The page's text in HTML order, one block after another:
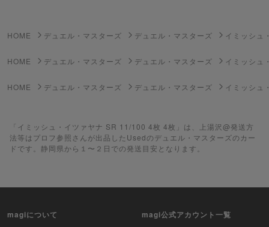
ポケカ（未開封BOX）
遊戯王（未開封BOX）
HOME デュエル・マスターズ デュエル・マスターズ イミッシュ
HOME デュエル・マスターズ デュエル・マスターズ イミッシュ
HOME デュエル・マスターズ デュエル・マスターズ イミッシュ
「イミッシュ・イツァヤナ SR 11/100 4枚 4枚」は、上湯沢@発送方
法等はプロフ参照さんが出品したUsedのデュエル・マスターズのカー
ドです。静岡県から１〜２日での発送目安となります。
magiについて magi公式アカウント一覧